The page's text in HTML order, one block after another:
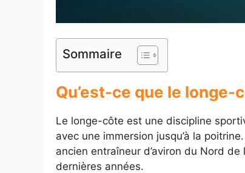
Sommaire
Qu’est-ce que le longe-
Le longe-côte est une discipline
avec une immersion jusqu’à la
ancien entraîneur d’aviron du Nord
dernières années.